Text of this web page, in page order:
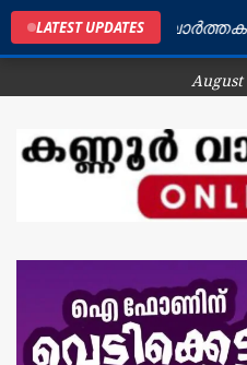
LATEST UPDATES
ജില്ലയിലെ
August